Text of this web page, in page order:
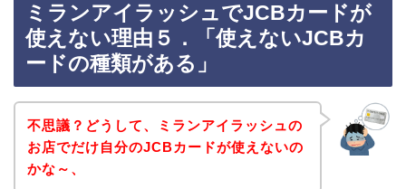
ミランアイラッシュでJCBカードが
使えない理由５．「使えないJCBカ
ードの種類がある」
不思議？どうして、ミランアイラッシュの
お店でだけ自分のJCBカードが使えないの
かな～、